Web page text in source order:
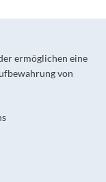
ermöglichen eine
von